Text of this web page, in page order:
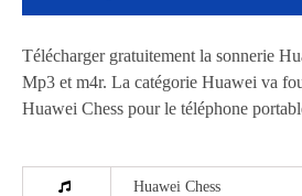
Télécharger gratuitement la sonnerie
Mp3 et m4r. La catégorie Huawei va
Huawei Chess pour le téléphone
Huawei Chess